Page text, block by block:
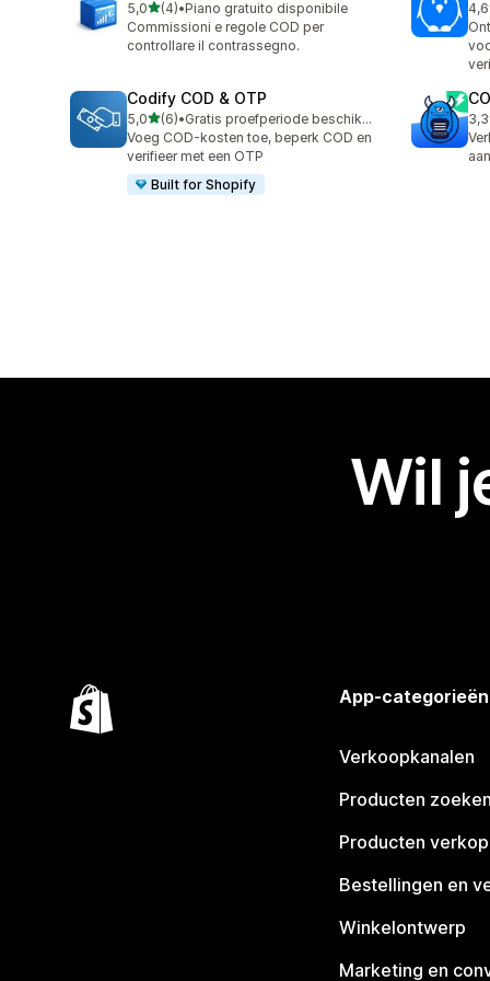
5,0van 5 sterren
(4)
4 recensies in totaal
•Piano gratuito disponibile
Commissioni e regole COD per
controllare il contrassegno.
4,6
13
Codify COD & OTP
5,0van 5 sterren
(6)
6 recensies in totaal
•
Gratis proefperiode beschikbaar
Voeg COD-kosten toe, beperk COD en
verifieer met een OTP
Built for Shopify
3,3
16
Wil
App-categorieën
Verkoopkanalen
Producten
Producten
Bestellingen en
Winkelontwerp
Marketing en